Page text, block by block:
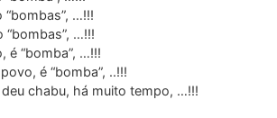
…!!!
“bombas”, …!!!
é “bomba”, …!!!
é “bomba”, ..!!!
chabu, há muito tempo, …!!!